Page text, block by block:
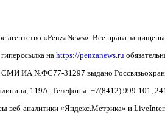
«PenzaNews». Все права
на https://penzanews.ru
СМИ ИА №ФС77-31297 выдано
119А. Телефоны: +7(8412) 999-101,
веб-аналитики «Яндекс.Метрика» и